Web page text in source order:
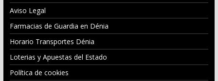
Aviso Legal
Farmacias de Guardia en Dénia
Horario Transportes Dénia
Loterias y Apuestas del Estado
Política de cookies